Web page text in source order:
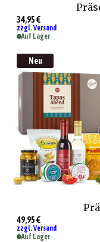
34,95 €
zzgl. Versand
Auf Lager
Neu
49,95 €
zzgl. Versand
Auf Lager